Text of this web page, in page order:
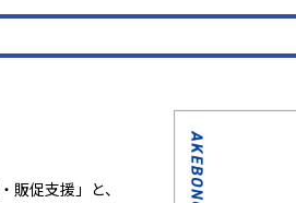
販促支援」と、